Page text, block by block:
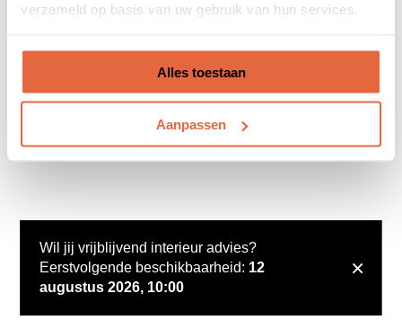
verzameld op basis van uw gebruik van hun services.
Alles toestaan
Aanpassen
Wil jij vrijblijvend interieur advies?
Eerstvolgende beschikbaarheid: 12
augustus 2026, 10:00
×